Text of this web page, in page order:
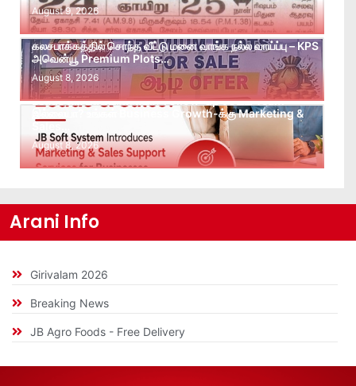
August 9, 2026
கலசபாக்கத்தில் சொந்த வீட்டு மனை வாங்க நல்ல வாய்ப்பு – KPS
அவென்யூ Premium Plots…
August 8, 2026
Leads கிடைக்கவில்லையா? Follow-up செய்ய Team
இல்லையா? உங்கள் Business Growth-க்கு Marketing &
Sales…
August 8, 2026
Arani Info
Girivalam 2026
Breaking News
JB Agro Foods - Free Delivery